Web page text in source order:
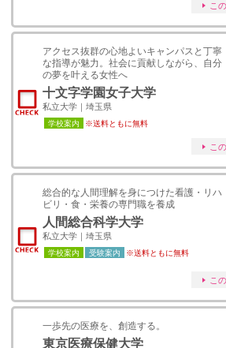
こ
アクセス抜群の心地よいキャンパスと丁寧
な指導が魅力。社会に貢献しながら、自分
の夢を叶える女性へ
十文字学園女子大学
私立大学｜埼玉県
学校案内 ※送料ともに無料
こ
総合的な人間理解を身につけた看護・リハ
ビリ・食・栄養の専門職を養成
人間総合科学大学
私立大学｜埼玉県
学校案内 受験案内 ※送料ともに無料
こ
一歩先の医療を、創造する。
東京医療保健大学